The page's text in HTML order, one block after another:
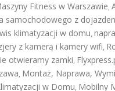
Fitness w Warszawie,
samochodowego z
klimatyzacji w domu,
z kamerą i kamery wifi,
otwieramy zamki,
, Montaż, Naprawa,
w Domu, Mobilny